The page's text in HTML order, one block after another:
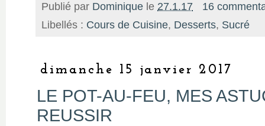
Publié par Dominique le 27.1.17
16
Libellés : Cours de Cuisine, Desserts, Sucré
dimanche 15 janvier 2017
LE POT-AU-FEU, MES
REUSSIR